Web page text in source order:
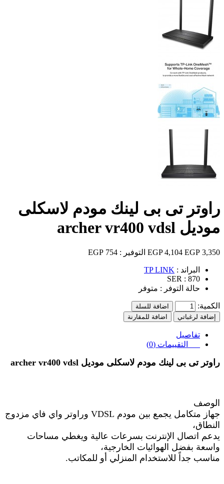
راوتر تى بى لينك مودم لاسكلى
موديل archer vr400 vdsl
3,350 EGP
4,104 EGP التوفير : 754 EGP
البراند : TP LINK
SER : 870
حالة التوفر : متوفر
الكمية:
اضافة للسلة
إضافة لرغباتي
اضافة للمقارنة
تفاصيل
التقييمات (0)
راوتر تى بى لينك مودم لاسكلى موديل archer vr400 vdsl
الوصف
جهاز متكامل يجمع بين مودم VDSL وراوتر واي فاي مزدوج
النطاق،
يدعم اتصال الإنترنت بسرعات عالية ويغطي مساحات
واسعة بفضل الهوائيات الخارجية،
مناسب جداً للاستخدام المنزلي أو للمكاتب.